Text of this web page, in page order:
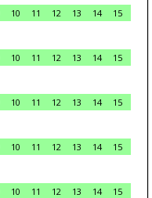
10 11 12 13 14
15
10 11 12 13 14
15
10 11 12 13 14
15
10 11 12 13 14
15
10 11 12 13 14
15